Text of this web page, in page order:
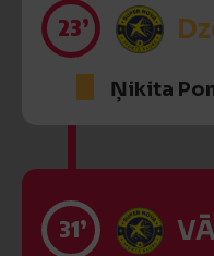
23’
Ņikita
31’